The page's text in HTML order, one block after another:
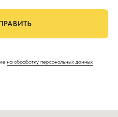
на обработку персональных данных